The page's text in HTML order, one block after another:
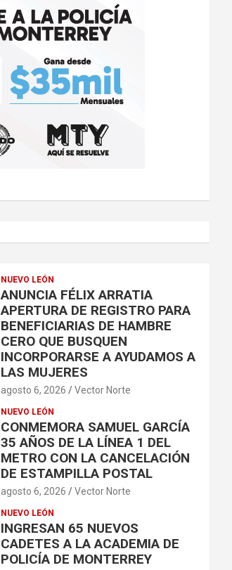
NUEVO LEÓN
ANUNCIA FÉLIX ARRATIA
APERTURA DE REGISTRO PARA
BENEFICIARIAS DE HAMBRE
CERO QUE BUSQUEN
INCORPORARSE A AYUDAMOS A
LAS MUJERES
agosto 6, 2026 Vector Norte
NUEVO LEÓN
CONMEMORA SAMUEL GARCÍA
35 AÑOS DE LA LÍNEA 1 DEL
METRO CON LA CANCELACIÓN
DE ESTAMPILLA POSTAL
agosto 6, 2026 Vector Norte
NUEVO LEÓN
INGRESAN 65 NUEVOS
CADETES A LA ACADEMIA DE
POLICÍA DE MONTERREY